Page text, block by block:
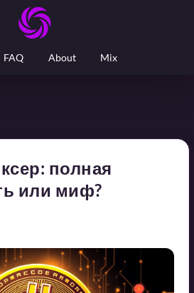
FAQ About Mix
полная
или миф?